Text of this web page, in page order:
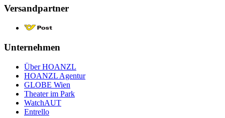
Versandpartner
Unternehmen
Über HOANZL
HOANZL Agentur
GLOBE Wien
Theater im Park
WatchAUT
Entrello